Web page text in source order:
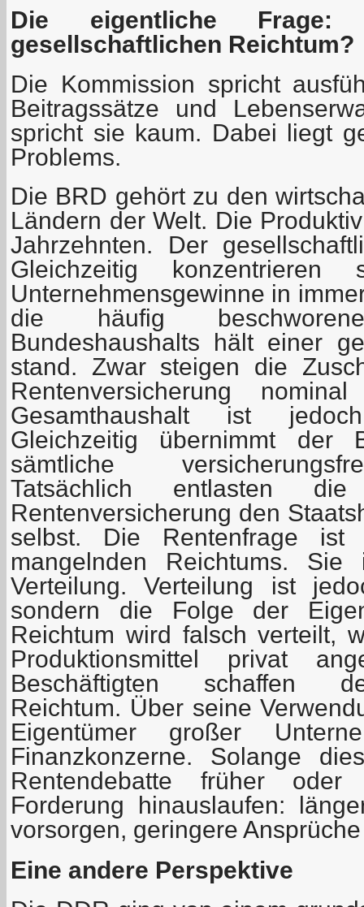
Die eigentliche
gesellschaftlichen Reichtum?
Die Kommission spricht
Beitragssätze und
spricht sie kaum. Dabei liegt
Problems.
Die BRD gehört zu den
Ländern der Welt. Die
Jahrzehnten. Der
Gleichzeitig
Unternehmensgewinne in
die häufig
Bundeshaushalts hält einer
stand. Zwar steigen die
Rentenversicherung
Gesamthaushalt ist
Gleichzeitig übernimmt
sämtliche
Tatsächlich entlasten
Rentenversicherung den
selbst. Die Rentenfrage ist
mangelnden Reichtums.
Verteilung. Verteilung ist
sondern die Folge der
Reichtum wird falsch verteilt,
Produktionsmittel privat
Beschäftigten schaffen
Reichtum. Über seine
Eigentümer großer
Finanzkonzerne. Solange
Rentendebatte früher
Forderung hinauslaufen:
vorsorgen, geringere
Eine andere Perspektive